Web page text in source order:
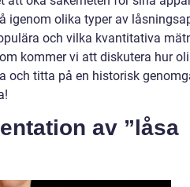
igenom olika typer av
och vilka kvantitativa
kommer vi att diskutera hur
och titta på en historisk
av ”låsa